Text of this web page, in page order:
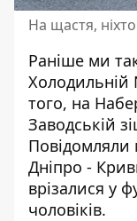
На щастя,
Раніше ми
Холодильній
того, на
Заводській
Повідомляли
Дніпро -
врізалися у
чоловіків.